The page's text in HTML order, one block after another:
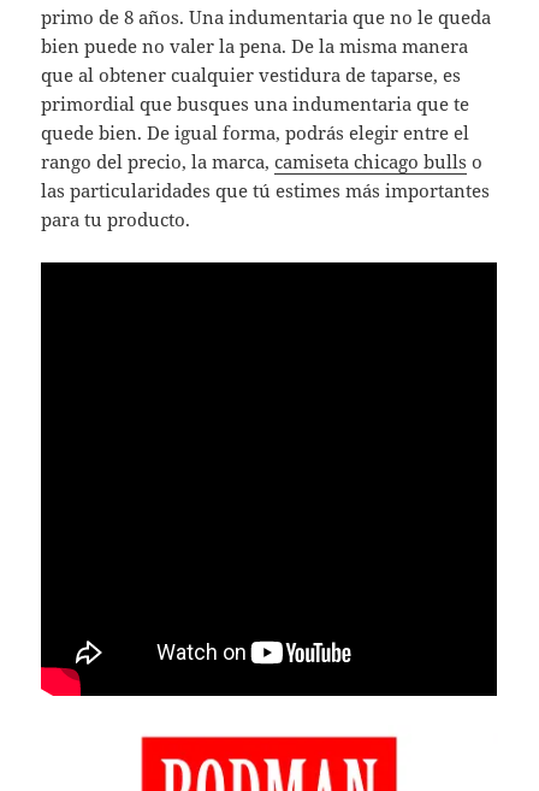
primo de 8 años. Una indumentaria que no le queda
bien puede no valer la pena. De la misma manera
que al obtener cualquier vestidura de taparse, es
primordial que busques una indumentaria que te
quede bien. De igual forma, podrás elegir entre el
rango del precio, la marca,camiseta chicago bulls o
las particularidades que tú estimes más importantes
para tu producto.